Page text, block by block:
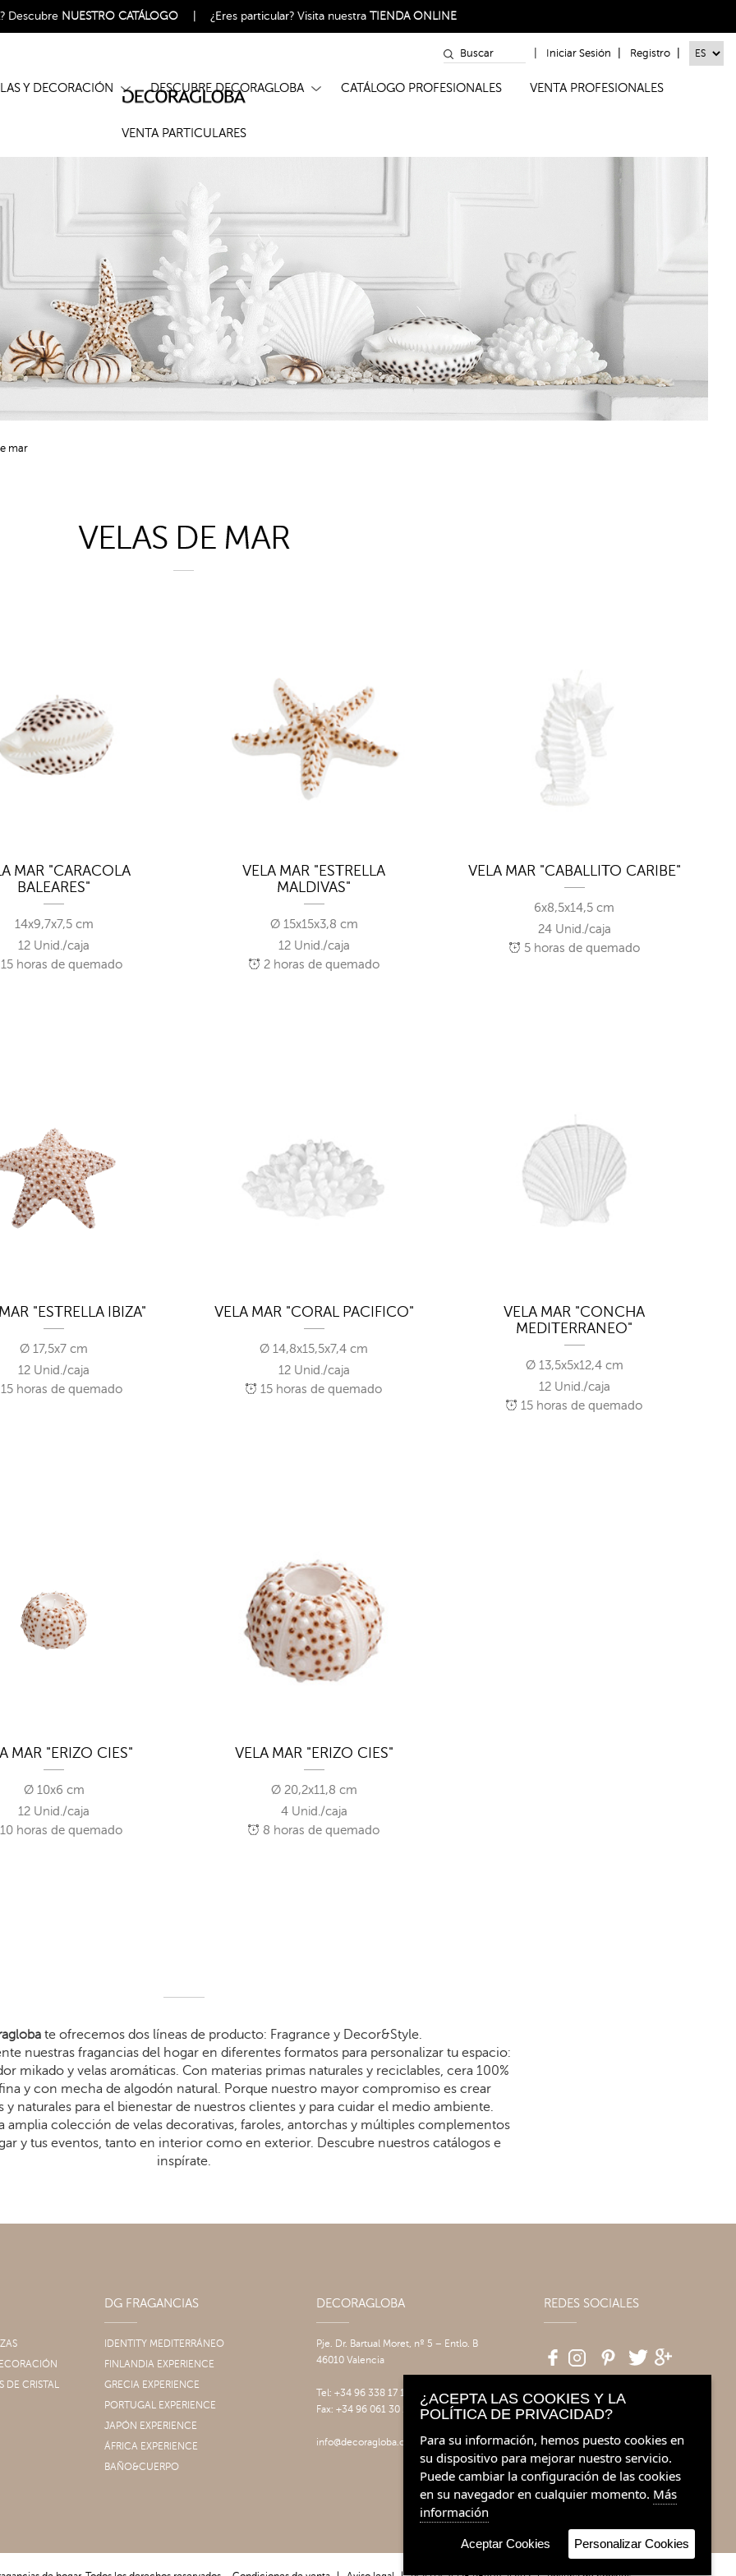
Descubre NUESTRO CATÁLOGO ¿Eres particular?Visita nuestraTIENDA ONLINE
Iniciar Sesión Registro
Y DECORACIÓN DESCUBRE DECORAGLOBA CATÁLOGO PROFESIONALES VENTA PROFESIONALES
VENTA PARTICULARES
mar
VELAS DE MAR
MAR "CARACOLA
BALEARES"
14x9,7x7,5 cm
12 Unid./caja
15horas de quemado
VELA MAR "ESTRELLA
MALDIVAS"
Ø 15x15x3,8 cm
12 Unid./caja
2horas de quemado
VELA MAR "CABALLITO CARIBE"
6x8,5x14,5 cm
24 Unid./caja
5horas de quemado
"ESTRELLA IBIZA"
Ø 17,5x7 cm
12 Unid./caja
15horas de quemado
VELA MAR "CORAL PACIFICO"
Ø 14,8x15,5x7,4 cm
12 Unid./caja
15 horas de quemado
VELA MAR "CONCHA
MEDITERRANEO"
Ø 13,5x5x12,4 cm
12 Unid./caja
15 horas de quemado
MAR "ERIZO CIES"
Ø 10x6 cm
12 Unid./caja
10 horas de quemado
VELA MAR "ERIZO CIES"
Ø 20,2x11,8 cm
4 Unid./caja
8 horas de quemado
te ofrecemos dos líneas de producto: Fragrance y Decor&Style.
nuestras fragancias del hogar en diferentes formatos para personalizar tu espacio:
mikado y velas aromáticas. Con materias primas naturales y reciclables, cera 100%
y con mecha de algodón natural. Porque nuestro mayor compromiso es crear
y naturales para el bienestar de nuestros clientes y para cuidar el medio ambiente.
amplia colección de velas decorativas, faroles, antorchas y múltiples complementos
y tus eventos, tanto en interior como en exterior. Descubre nuestros catálogos e
inspírate.
DE CRISTAL
DG FRAGANCIAS
IDENTITY MEDITERRÁNEO
FINLANDIA EXPERIENCE
GRECIA EXPERIENCE
PORTUGAL EXPERIENCE
JAPÓN EXPERIENCE
ÁFRICA EXPERIENCE
BAÑO&CUERPO
DECORAGLOBA
Pje. Dr. Bartual Moret, nº 5 – Entlo. B
46010 Valencia
Tel: +34 96 338 17 17
Fax: +34 96 061 30 14
info@decoragloba.com
REDES SOCIALES
¿ACEPTA LAS COOKIES Y LA
POLÍTICA DE PRIVACIDAD?
Para su información, hemos puesto cookies en
su dispositivo para mejorar nuestro servicio.
Puede cambiar la configuración de las cookies
en su navegador en cualquier momento. Más
información
Aceptar Cookies Personalizar Cookies